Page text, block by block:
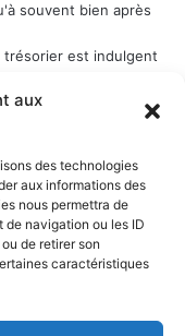
aux
des technologies
aux informations des
nous permettra de
de navigation ou les ID
de retirer son
caractéristiques
souvent bien après
trésorier est indulgent
Aurillac